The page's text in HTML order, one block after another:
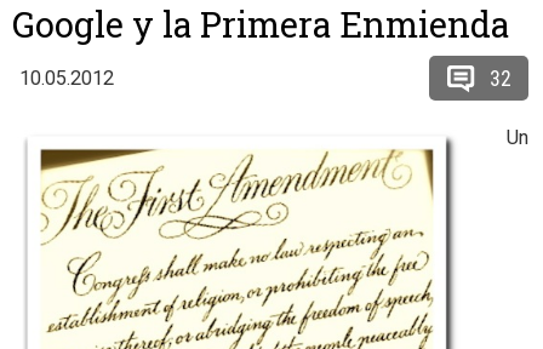
Google y la Primera Enmienda
10.05.2012 32
Un